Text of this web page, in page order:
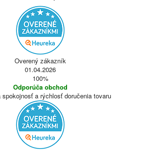
Overený zákazník
01.04.2026
100%
Odporúča obchod
spokojnosť a rýchlosť doručenia tovaru